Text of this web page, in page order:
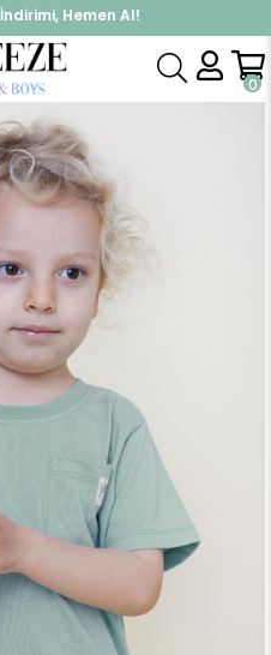
Hemen Al!
Kap, Hemen Üye Ol!
0
Tişört Erkek Bebek Tişört Cool Yazı Armalı Cepli Mint Yeşili (1.5-2 Yaş)